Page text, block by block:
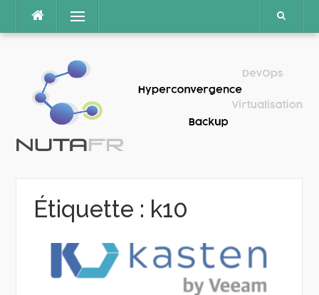
contenu
Menu
Étiquette : k10